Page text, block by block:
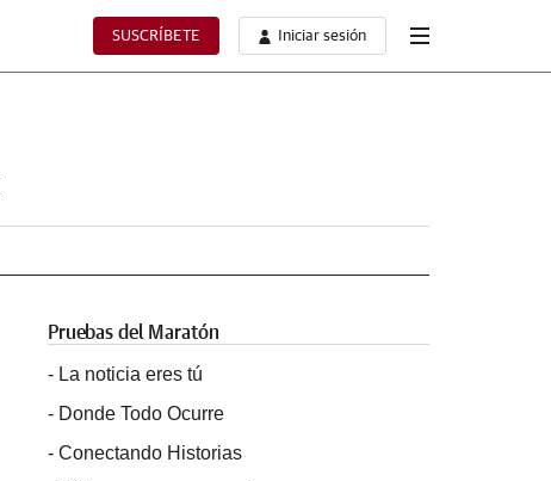
SUSCRÍBETE Iniciar sesión
Pruebas del Maratón
- La noticia eres tú
- Donde Todo Ocurre
- Conectando Historias